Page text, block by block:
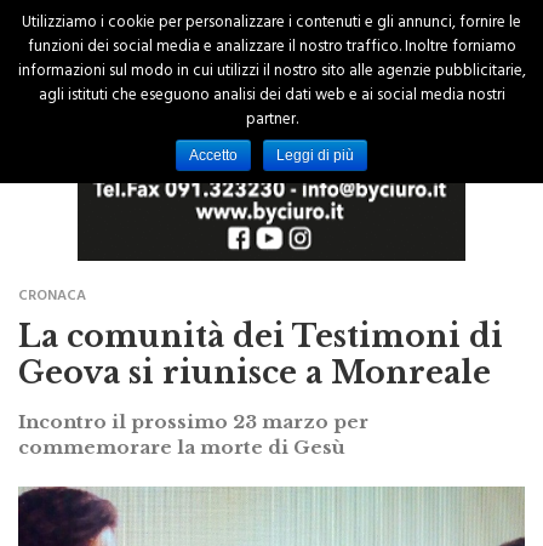
CRONACA
La comunità dei Testimoni di
Geova si riunisce a Monreale
Incontro il prossimo 23 marzo per
commemorare la morte di Gesù
Utilizziamo i cookie per personalizzare i contenuti e gli annunci, fornire le
funzioni dei social media e analizzare il nostro traffico. Inoltre forniamo
informazioni sul modo in cui utilizzi il nostro sito alle agenzie pubblicitarie,
agli istituti che eseguono analisi dei dati web e ai social media nostri
partner.
Accetto Leggi di più